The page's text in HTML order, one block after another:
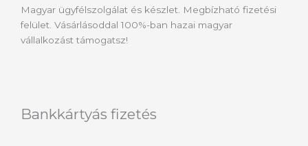
Magyar ügyfélszolgálat és készlet. Megbízható fizetési
felület. Vásárlásoddal 100%-ban hazai magyar
vállalkozást támogatsz!
Bankkártyás fizetés